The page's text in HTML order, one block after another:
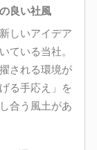
良い社風
しいアイデア
ている当社。
される環境が
る手応え」を
合う風土があ